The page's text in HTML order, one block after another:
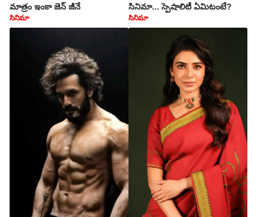
మాత్రం ఇంకా జెన్ జీనే
సినిమా... స్పెషాలిటీ ఏమిటంటే?
సినిమా సినిమా